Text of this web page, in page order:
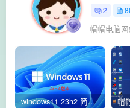
2
帽帽电脑
windows11 23h2 简体中文版64位 正式版